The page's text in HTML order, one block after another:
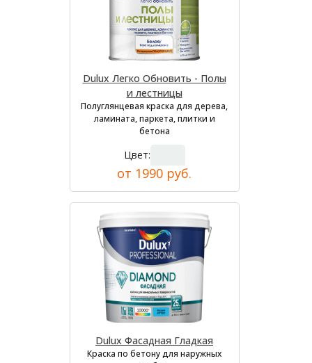
Dulux Легко Обновить - Полы
и лестницы
Полуглянцевая краска для дерева,
ламината, паркета, плитки и
бетона
Цвет:
от 1990 руб.
Dulux Фасадная Гладкая
Краска по бетону для наружных